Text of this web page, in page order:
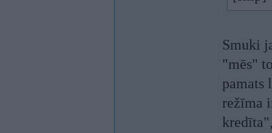
Smuki
"mēs"
pamats
režīma